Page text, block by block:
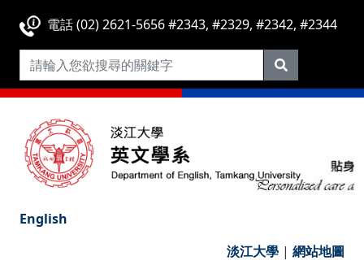
電話 (02) 2621-5656 #2343, #2329, #2342, #2344
English
淡江大學 | 網站地圖